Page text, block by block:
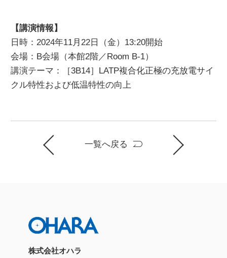
【講演情報】
日時：2024年11月22日（金）13:20開始
会場：B会場（本館2階／Room B-1）
講演テーマ：［3B14］LATP複合化正極の充放電サイ
クル特性および低温特性の向上
一覧へ戻る
株式会社オハラ